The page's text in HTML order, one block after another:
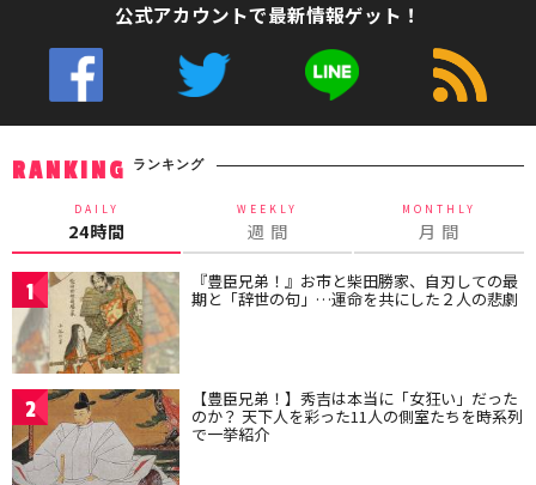
公式アカウントで最新情報ゲット！
RANKING ランキング
DAILY
24時間
WEEKLY
週 間
MONTHLY
月 間
1 『豊臣兄弟！』お市と柴田勝家、自刃しての最
期と「辞世の句」…運命を共にした２人の悲劇
2 【豊臣兄弟！】秀吉は本当に「女狂い」だった
のか？ 天下人を彩った11人の側室たちを時系列
で一挙紹介